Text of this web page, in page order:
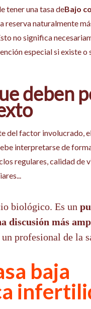
tener una tasa deBajo
reserva naturalmente
no significa
especial si existe o
deben
del factor involucrado,
interpretarse de
regulares, calidad de
biológico. Es un
discusión más
profesional de la
baja